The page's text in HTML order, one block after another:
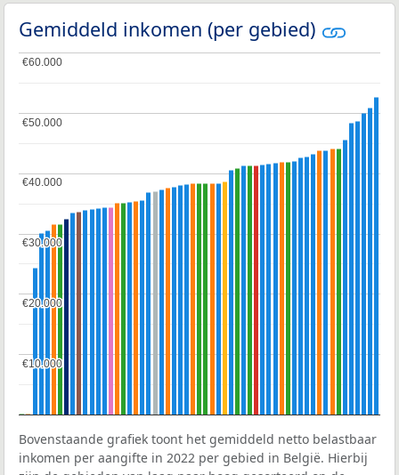
Gemiddeld inkomen (per gebied)
€10.000
€10.000
€20.000
€20.000
€30.000
€30.000
€40.000
€40.000
€50.000
€50.000
€60.000
€60.000
Bovenstaande grafiek toont het gemiddeld netto belastbaar
inkomen per aangifte in 2022 per gebied in België. Hierbij